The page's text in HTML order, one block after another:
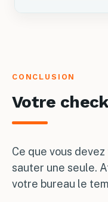
CONCLUSION
Votre
Ce que vous
sauter une seule.
votre bureau le